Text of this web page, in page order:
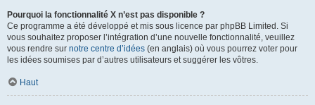
Pourquoi la fonctionnalité X n’est pas disponible ?
Ce programme a été développé et mis sous licence par phpBB Limited. Si
vous souhaitez proposer l’intégration d’une nouvelle fonctionnalité, veuillez
vous rendre sur notre centre d’idées (en anglais) où vous pourrez voter pour
les idées soumises par d’autres utilisateurs et suggérer les vôtres.
Haut